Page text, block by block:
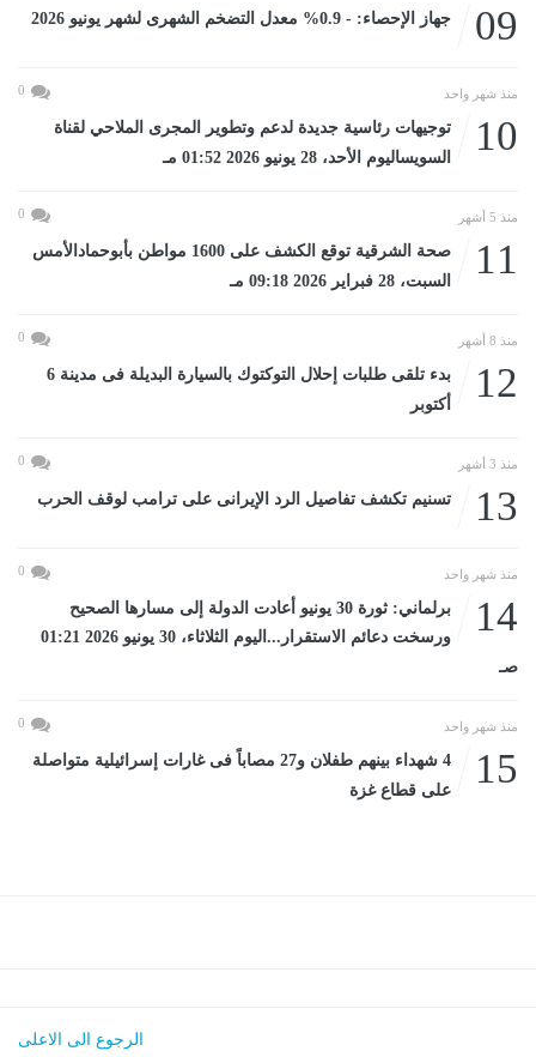
09 جهاز الإحصاء: - 0.9% معدل التضخم الشهرى لشهر يونيو 2026
منذ شهر واحد 0
10
توجيهات رئاسية جديدة لدعم وتطوير المجرى الملاحي لقناة
السويساليوم الأحد، 28 يونيو 2026 01:52 مـ
منذ 5 أشهر 0
11
صحة الشرقية توقع الكشف على 1600 مواطن بأبوحمادالأمس
السبت، 28 فبراير 2026 09:18 مـ
منذ 8 أشهر 0
12
بدء تلقى طلبات إحلال التوكتوك بالسيارة البديلة فى مدينة 6
أكتوبر
منذ 3 أشهر 0
13 تسنيم تكشف تفاصيل الرد الإيرانى على ترامب لوقف الحرب
منذ شهر واحد 0
14
برلماني: ثورة 30 يونيو أعادت الدولة إلى مسارها الصحيح
ورسخت دعائم الاستقرار...اليوم الثلاثاء، 30 يونيو 2026 01:21
صـ
منذ شهر واحد 0
15
4 شهداء بينهم طفلان و27 مصاباً فى غارات إسرائيلية متواصلة
على قطاع غزة
الرجوع الى الاعلى